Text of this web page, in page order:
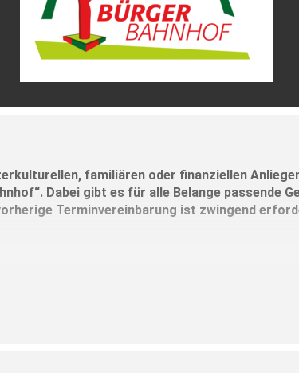
familiären oder finanziellen
Dabei gibt es für alle Belange passende
Terminvereinbarung ist zwingend